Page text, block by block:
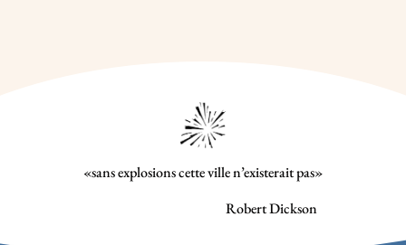
«sans explosions cette ville n’existerait pas»
Robert Dickson